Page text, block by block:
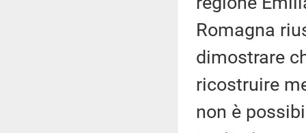
Romagna
dimostrare
ricostruire
non è